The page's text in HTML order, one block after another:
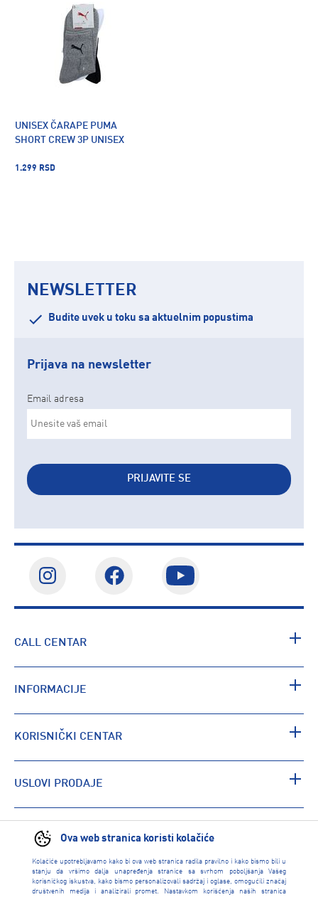
Ova web stranica koristi kolačiće
Kolačiće upotrebljavamo kako bi ova web stranica radila pravilno i kako bismo bili u
stanju da vršimo dalja unapređenja stranice sa svrhom poboljšanja Vašeg
korisničkog iskustva, kako bismo personalizovali sadržaj i oglase, omogućili značaj
društvenih medija i analizirali promet. Nastavkom korišćenja naših stranica
UNISEX ČARAPE PUMA
SHORT CREW 3P UNISEX
1.299 RSD
NEWSLETTER
Budite uvek u toku sa aktuelnim popustima
Prijava na newsletter
Email adresa
PRIJAVITE SE
CALL CENTAR
INFORMACIJE
KORISNIČKI CENTAR
USLOVI PRODAJE
PRONAĐI RADNJU